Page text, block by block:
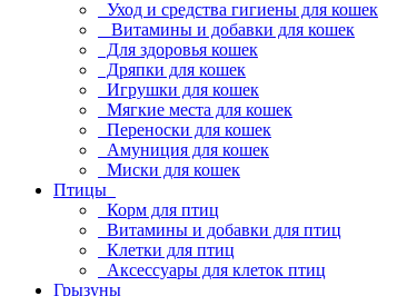
Уход и средства гигиены для кошек
Витамины и добавки для кошек
Для здоровья кошек
Дряпки для кошек
Игрушки для кошек
Мягкие места для кошек
Переноски для кошек
Амуниция для кошек
Миски для кошек
Птицы
Корм для птиц
Витамины и добавки для птиц
Клетки для птиц
Аксессуары для клеток птиц
Грызуны